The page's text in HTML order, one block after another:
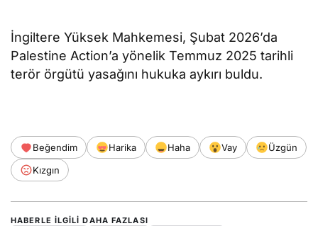
İngiltere Yüksek Mahkemesi, Şubat 2026’da
Palestine Action’a yönelik Temmuz 2025 tarihli
terör örgütü yasağını hukuka aykırı buldu.
Beğendim Harika Haha Vay
Üzgün
Kızgın
HABERLE ILGILI DAHA FAZLASI